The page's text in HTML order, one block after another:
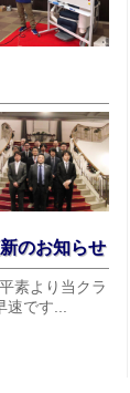
のお知らせ
素より当クラ
です...